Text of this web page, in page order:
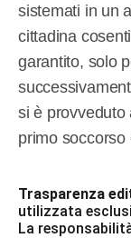
sistemati in un
cittadina
garantito, solo
si è provveduto
primo soccorso
Trasparenza
utilizzata
La